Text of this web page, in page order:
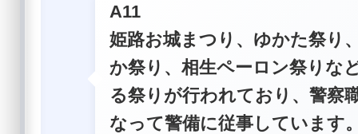
A11
姫路お城まつり、ゆかた祭り
か祭り、相生ペーロン祭りな
る祭りが行われており、警察
なって警備に従事しています